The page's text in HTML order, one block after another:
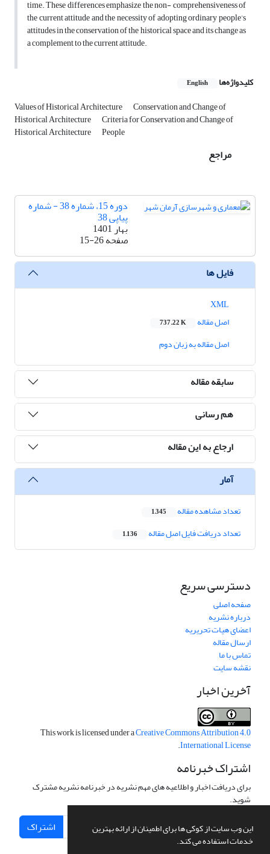
این وب سایت از کوکی ها برای اطمینان از ارائه بهترین
خدمات استفاده می کند.
time. These differences emphasize the non- comprehensiveness of
the current attitude and the necessity of adopting ordinary people’s
attitudes in the conservation of the historical space and its change as
a complement to the current attitude.
کلیدواژه‌ها English
Values of Historical Architecture Conservation and Change of
Historical Architecture Criteria for Conservation and Change of
Historical Architecture People
مراجع
دوره 15، شماره 38 - شماره
پیاپی 38
بهار 1401
صفحه15-26
فایل ها
اصل مقاله
737.22 K
اصل مقاله به زبان دوم
سابقه مقاله
هم رسانی
ارجاع به این مقاله
آمار
تعداد مشاهده مقاله 1,345
تعداد دریافت فایل اصل مقاله 1,136
دسترسی سریع
صفحه اصلی
درباره نشریه
اعضای هیات تحریریه
ارسال مقاله
تماس با ما
نقشه سایت
آخرین اخبار
This work is licensed under aCreative Commons Attribution 4.0
International License
.
اشتراک خبرنامه
برای دریافت اخبار و اطلاعیه های مهم نشریه در خبرنامه نشریه مشترک
شوید.
اشتراک